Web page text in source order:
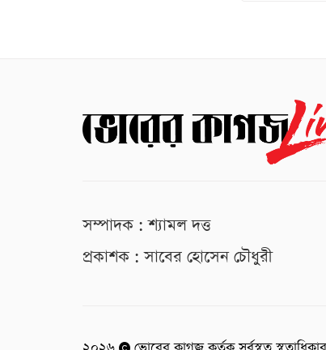
সম্পাদক : শ্যামল দত্ত
প্রকাশক : সাবের হোসেন চৌধুরী